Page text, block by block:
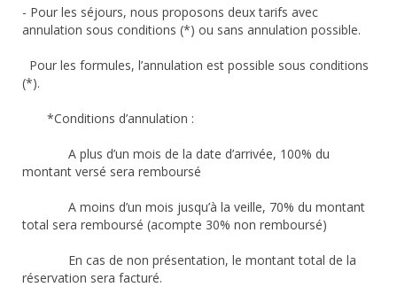
- Pour les séjours, nous proposons deux tarifs avec
annulation sous conditions (*) ou sans annulation possible.
Pour les formules, l’annulation est possible sous conditions
(*).
*Conditions d’annulation :
A plus d’un mois de la date d’arrivée, 100% du
montant versé sera remboursé
A moins d’un mois jusqu’à la veille, 70% du montant
total sera remboursé (acompte 30% non remboursé)
En cas de non présentation, le montant total de la
réservation sera facturé.